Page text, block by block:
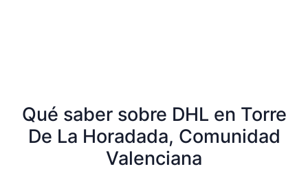
Qué saber sobre DHL en Torre
De La Horadada, Comunidad
Valenciana